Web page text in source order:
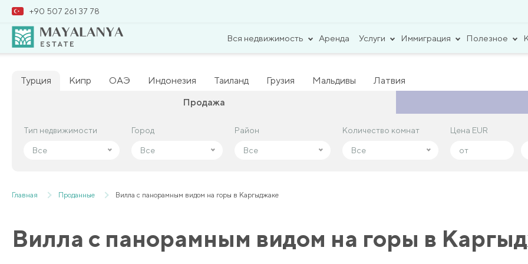
+90 507 261 37 78
Вся недвижимость Аренда Услуги Иммиграция Полезное
Турция Кипр ОАЭ Индонезия Таиланд Грузия Мальдивы
Латвия
Продажа
Тип недвижимости
Все
Город
Все
Район
Все
Количество комнат
Все
Цена EUR
Тип недвижимости
Все
Город
Все
Район
Все
Количество комнат
Все
Цена EUR
Главная Проданные Вилла с панорамным видом на горы в Каргыджаке
Вилла с панорамным видом на горы в